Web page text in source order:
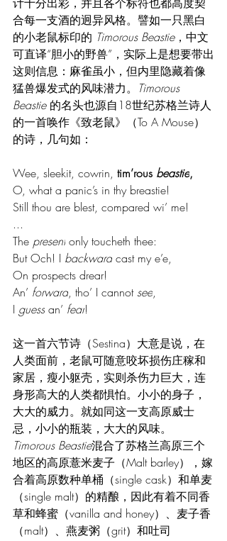
合每一支酒的迥异风格。譬如一只黑白
的小老鼠标印的 Timorous Beastie，中文
可直译“胆小的野兽”，实际上是想要带出
这则信息：麻雀虽小，但内里隐藏着像
猛兽爆发式的风味潜力。
Timorous
Beastie 的名头也源自18世纪苏格兰诗人
的一首唤作《致老鼠》（To A Mouse）
的诗，几句如：
Wee, sleekit, cowrin, tim’rous beastie,
O, what a panic’s in thy breastie!
Still thou are blest, compared wi’ me!
...
The present only toucheth thee:
But Och! I backward cast my e’e,
On prospects drear!
An’ forward, tho’ I cannot see,
I guess an’ fear!
这一首六节诗（Sestina）大意是说，在
人类面前，老鼠可随意咬坏损伤庄稼和
家居，瘦小躯壳，实则杀伤力巨大，连
身形高大的人类都惧怕。小小的身子，
大大的威力。就如同这一支高原威士
忌，小小的瓶装，大大的风味。
Timorous Beastie混合了苏格兰高原三个
地区的高原薏米麦子（Malt barley），嫁
合着高原数种单桶（single cask）和单麦
（single malt）的精酿，因此有着不同香
草和蜂蜜（vanilla and honey）、麦子香
（malt）、燕麦粥（grit）和吐司